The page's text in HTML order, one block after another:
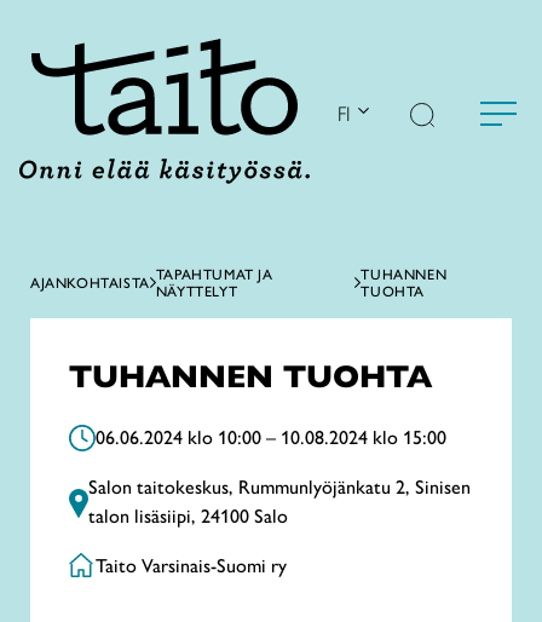
FI
AJANKOHTAISTA TAPAHTUMAT JA
NÄYTTELYT
TUHANNEN
TUOHTA
TUHANNEN TUOHTA
06.06.2024 klo 10:00 – 10.08.2024 klo 15:00
Salon taitokeskus, Rummunlyöjänkatu 2, Sinisen
talon lisäsiipi, 24100 Salo
Taito Varsinais-Suomi ry